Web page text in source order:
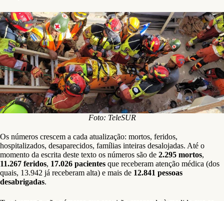
Foto: TeleSUR
Os números crescem a cada atualização: mortos, feridos,
hospitalizados, desaparecidos, famílias inteiras desalojadas. Até o
momento da escrita deste texto os números são de 2.295 mortos,
11.267 feridos, 17.026 pacientes que receberam atenção médica (dos
quais, 13.942 já receberam alta) e mais de 12.841 pessoas
desabrigadas.